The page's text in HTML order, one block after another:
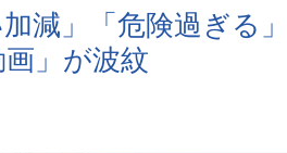
加減」「危険過ぎる
」が波紋